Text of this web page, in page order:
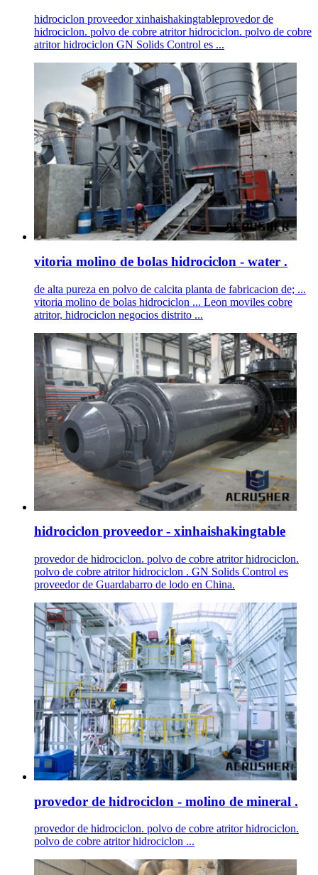
hidrociclon proveedor xinhaishakingtableprovedor de
hidrociclon. polvo de cobre atritor hidrociclon. polvo de cobre
atritor hidrociclon GN Solids Control es ...
vitoria molino de bolas hidrociclon - water .
de alta pureza en polvo de calcita planta de fabricacion de; ...
vitoria molino de bolas hidrociclon ... Leon moviles cobre
atritor, hidrociclon negocios distrito ...
hidrociclon proveedor - xinhaishakingtable
provedor de hidrociclon. polvo de cobre atritor hidrociclon.
polvo de cobre atritor hidrociclon . GN Solids Control es
proveedor de Guardabarro de lodo en China.
provedor de hidrociclon - molino de mineral .
provedor de hidrociclon. polvo de cobre atritor hidrociclon.
polvo de cobre atritor hidrociclon ...